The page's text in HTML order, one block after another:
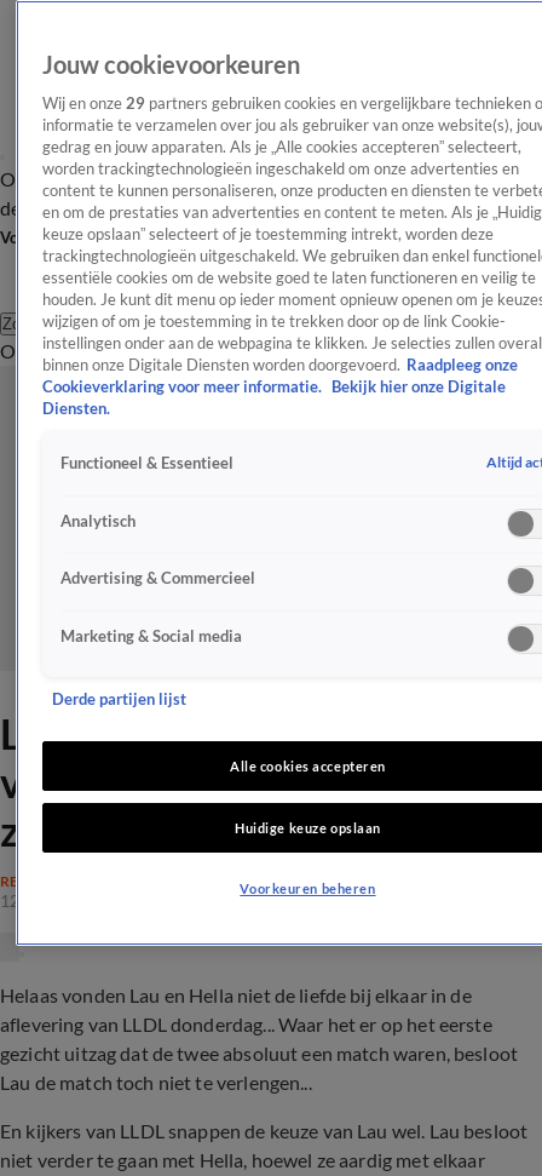
OverzichtAfleveringen Entertainment TV Algemeen
Tip
de redactieNieuwsbrief
Volg Shownieuws
Zoeken
OverzichtEntertainmentSpraakmakendRealityCrimeVideo's
LLDL- Kijkers nemen het op
voor Lau: 'Hella is gewoon
zuur'
REALITY
12 jan 2023, 22:05
Helaas vonden Lau en Hella niet de liefde bij elkaar in de
aflevering van LLDL donderdag... Waar het er op het eerste
gezicht uitzag dat de twee absoluut een match waren, besloot
Lau de match toch niet te verlengen...
En kijkers van LLDL snappen de keuze van Lau wel. Lau besloot
niet verder te gaan met Hella, hoewel ze aardig met elkaar
Jouw cookievoorkeuren
Wij en onze 29 partners gebruiken cookies en vergelijkbare technieken
informatie te verzamelen over jou als gebruiker van onze website(s),
gedrag en jouw apparaten. Als je „Alle cookies accepteren” selecteert,
worden trackingtechnologieën ingeschakeld om onze advertenties en
content te kunnen personaliseren, onze producten en diensten te
en om de prestaties van advertenties en content te meten. Als je
keuze opslaan” selecteert of je toestemming intrekt, worden deze
trackingtechnologieën uitgeschakeld. We gebruiken dan enkel
essentiële cookies om de website goed te laten functioneren en veilig te
houden. Je kunt dit menu op ieder moment opnieuw openen om je
wijzigen of om je toestemming in te trekken door op de link Cookie-
instellingen onder aan de webpagina te klikken. Je selecties zullen overal
binnen onze Digitale Diensten worden doorgevoerd. Raadpleeg onze
Cookieverklaring voor meer informatie.
Bekijk hier onze Digitale
Diensten.
Functioneel & Essentieel Altijd
Analytisch
Advertising & Commercieel
Marketing & Social media
Derde partijen lijst
Alle cookies accepteren
Huidige keuze opslaan
Voorkeuren beheren